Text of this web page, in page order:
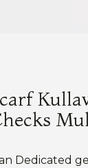
Dedicated